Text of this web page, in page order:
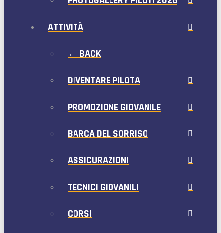
ATTIVITÀ
← BACK
DIVENTARE PILOTA
PROMOZIONE GIOVANILE
BARCA DEL SORRISO
ASSICURAZIONI
TECNICI GIOVANILI
CORSI